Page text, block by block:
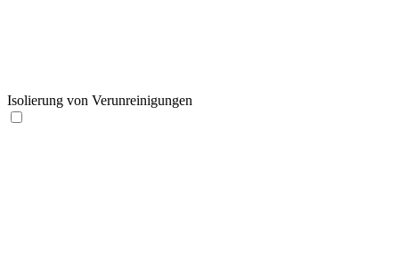
Isolierung von Verunreinigungen